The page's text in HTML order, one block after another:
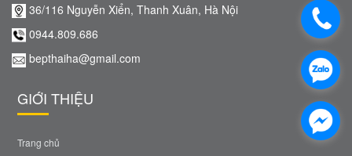
36/116 Nguyễn Xiển, Thanh Xuân, Hà Nội
0944.809.686
bepthaiha@gmail.com
GIỚI THIỆU
Trang chủ